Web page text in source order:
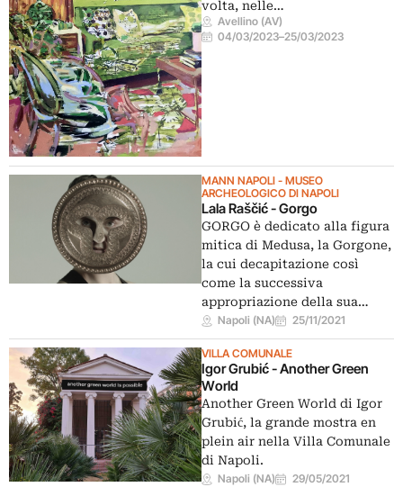
volta, nelle…
Avellino (AV)
04/03/2023–25/03/2023
MANN NAPOLI - MUSEO
ARCHEOLOGICO DI NAPOLI
Lala Raščić - Gorgo
GORGO è dedicato alla figura
mitica di Medusa, la Gorgone,
la cui decapitazione così
come la successiva
appropriazione della sua…
Napoli (NA) 25/11/2021
VILLA COMUNALE
Igor Grubić - Another Green
World
Another Green World di Igor
Grubić, la grande mostra en
plein air nella Villa Comunale
di Napoli.
Napoli (NA) 29/05/2021